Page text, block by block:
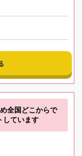
全国どこからで
しています